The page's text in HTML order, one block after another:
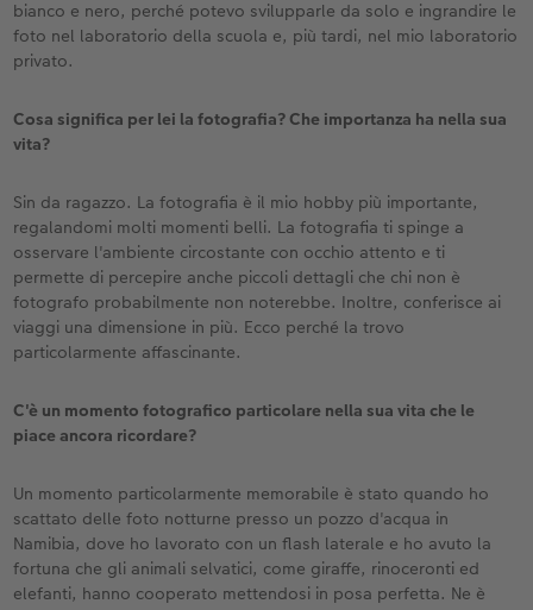
bianco e nero, perché potevo svilupparle da solo e ingrandire le
foto nel laboratorio della scuola e, più tardi, nel mio laboratorio
privato.
Cosa significa per lei la fotografia? Che importanza ha nella sua
vita?
Sin da ragazzo. La fotografia è il mio hobby più importante,
regalandomi molti momenti belli. La fotografia ti spinge a
osservare l'ambiente circostante con occhio attento e ti
permette di percepire anche piccoli dettagli che chi non è
fotografo probabilmente non noterebbe. Inoltre, conferisce ai
viaggi una dimensione in più. Ecco perché la trovo
particolarmente affascinante.
C'è un momento fotografico particolare nella sua vita che le
piace ancora ricordare?
Un momento particolarmente memorabile è stato quando ho
scattato delle foto notturne presso un pozzo d'acqua in
Namibia, dove ho lavorato con un flash laterale e ho avuto la
fortuna che gli animali selvatici, come giraffe, rinoceronti ed
elefanti, hanno cooperato mettendosi in posa perfetta. Ne è